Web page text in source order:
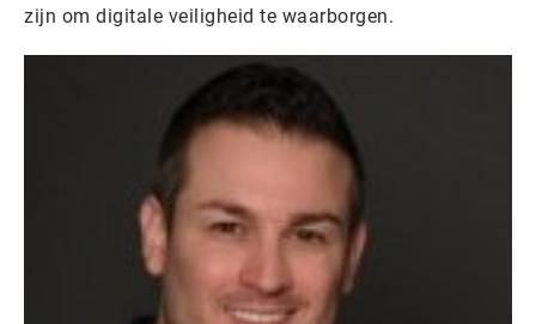
zijn om digitale veiligheid te waarborgen.